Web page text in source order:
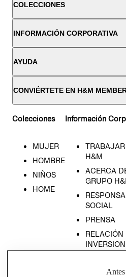
COLECCIONES
INFORMACIÓN CORPORATIVA
AYUDA
CONVIÉRTETE EN H&M
Colecciones
MUJER
HOMBRE
NIÑOS
HOME
Información
TRABAJAR
H&M
ACERCA
GRUPO
SOCIAL
PRENSA
RELACIÓN